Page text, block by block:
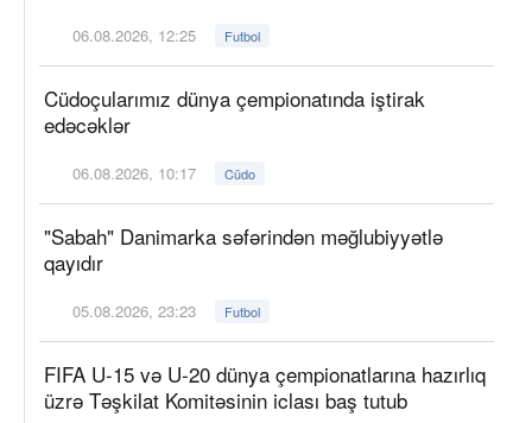
06.08.2026, 12:25 Futbol
Cüdoçularımız dünya çempionatında iştirak
edəcəklər
06.08.2026, 10:17 Cüdo
"Sabah" Danimarka səfərindən məğlubiyyətlə
qayıdır
05.08.2026, 23:23 Futbol
FIFA U-15 və U-20 dünya çempionatlarına hazırlıq
üzrə Təşkilat Komitəsinin iclası baş tutub